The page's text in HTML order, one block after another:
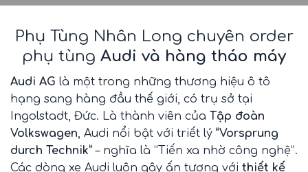
Phụ Tùng Nhân Long chuyên order
phụ tùng Audi và hàng tháo máy
Audi AG là một trong những thương hiệu ô tô
hạng sang hàng đầu thế giới, có trụ sở tại
Ingolstadt, Đức. Là thành viên của Tập đoàn
Volkswagen, Audi nổi bật với triết lý “Vorsprung
durch Technik” – nghĩa là “Tiến xa nhờ công nghệ”.
Các dòng xe Audi luôn gây ấn tượng với thiết kế